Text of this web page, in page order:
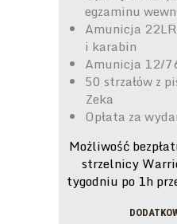
egzaminu
Amunicja
i karabin
Amunicja 12/
50 strzałów z
Zeka
Opłata za
Możliwość
strzelnicy
tygodniu po 1h